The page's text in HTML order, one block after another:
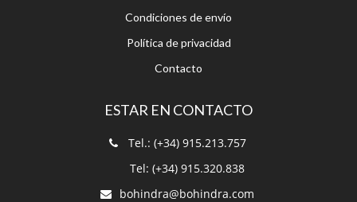
Condiciones de envío
Política de privacidad
Contacto
ESTAR EN CONTACTO
Tel.: (+34) 915.213.757
Tel: (+34) 915.320.838
bohindra@bohindra.com